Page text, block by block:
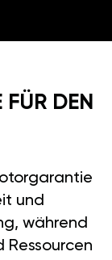
DEN
und
während
Ressourcen